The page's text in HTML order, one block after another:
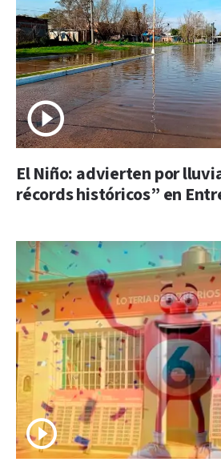
El Niño: advierten por
récords históricos” en